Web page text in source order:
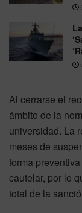
Al cerrarse el
ámbito de la
universidad. La
meses de
forma
cautelar, por lo
total de la